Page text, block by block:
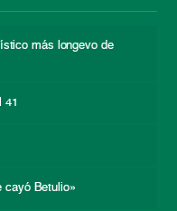
más longevo de
41
Betulio»